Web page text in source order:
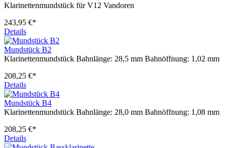
Klarinettenmundstück für V12 Vandoren
243,95 €*
Details
Mundstück B2
Klarinettenmundstück Bahnlänge: 28,5 mm Bahnöffnung: 1,02 mm
208,25 €*
Details
Mundstück B4
Klarinettenmundstück Bahnlänge: 28,0 mm Bahnöffnung: 1,08 mm
208,25 €*
Details